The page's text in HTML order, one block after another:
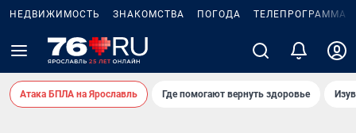
НЕДВИЖИМОСТЬ ЗНАКОМСТВА ПОГОДА ТЕЛЕПРОГРАММА
Атака БПЛА на Ярославль Где помогают вернуть здоровье